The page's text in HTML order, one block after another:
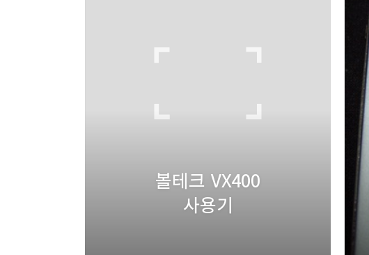
볼테크 VX400
사용기